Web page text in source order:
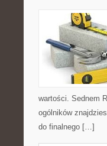
wartości. Sednem
ogólników
do finalnego […]